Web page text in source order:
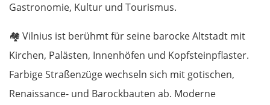
Gastronomie, Kultur und Tourismus.
🏘️ Vilnius ist berühmt für seine barocke Altstadt mit
Kirchen, Palästen, Innenhöfen und Kopfsteinpflaster.
Farbige Straßenzüge wechseln sich mit gotischen,
Renaissance- und Barockbauten ab. Moderne